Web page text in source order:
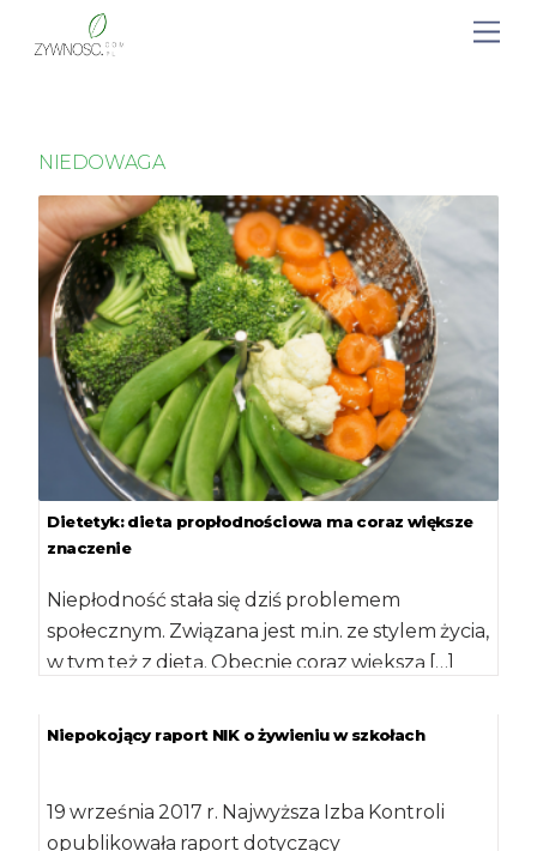
NIEDOWAGA
Dietetyk: dieta propłodnościowa ma coraz większe
znaczenie
Niepłodność stała się dziś problemem
społecznym. Związana jest m.in. ze stylem życia,
w tym też z dietą. Obecnie coraz większą […]
Niepokojący raport NIK o żywieniu w szkołach
19 września 2017 r. Najwyższa Izba Kontroli
opublikowała raport dotyczący